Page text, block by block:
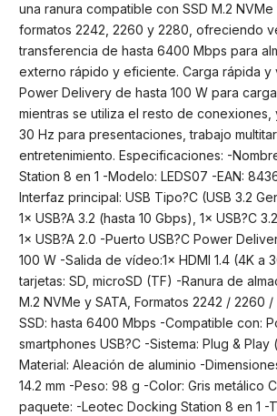
una ranura compatible con SSD M.2 NVMe
formatos 2242, 2260 y 2280, ofreciendo
transferencia de hasta 6400 Mbps para
externo rápido y eficiente. Carga rápida y
Power Delivery de hasta 100 W para
mientras se utiliza el resto de conexiones,
30 Hz para presentaciones, trabajo
entretenimiento. Especificaciones: -
Station 8 en 1 -Modelo: LEDS07 -EAN:
Interfaz principal: USB Tipo?C (USB 3.2
1× USB?A 3.2 (hasta 10 Gbps), 1× USB?C
1× USB?A 2.0 -Puerto USB?C Power
100 W -Salida de vídeo:1× HDMI 1.4 (4K a
tarjetas: SD, microSD (TF) -Ranura de
M.2 NVMe y SATA, Formatos 2242 / 2260
SSD: hasta 6400 Mbps -Compatible con:
smartphones USB?C -Sistema: Plug &
Material: Aleación de aluminio -
14.2 mm -Peso: 98 g -Color: Gris metálico
paquete: -Leotec Docking Station 8 en 1 -